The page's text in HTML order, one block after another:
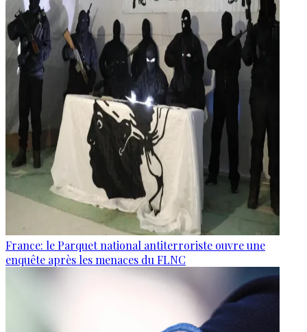
France: le Parquet national antiterroriste ouvre une
enquête après les menaces du FLNC